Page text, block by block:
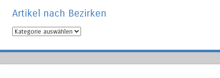
Artikel nach Bezirken
Artikel
Bezirken